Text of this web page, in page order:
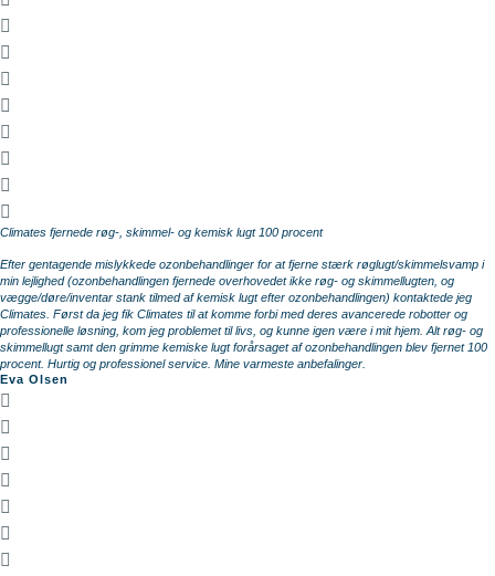
Climates fjernede røg-, skimmel- og kemisk lugt 100 procent
Efter gentagende mislykkede ozonbehandlinger for at fjerne stærk røglugt/skimmelsvamp i
min lejlighed (ozonbehandlingen fjernede overhovedet ikke røg- og skimmellugten, og
vægge/døre/inventar stank tilmed af kemisk lugt efter ozonbehandlingen) kontaktede jeg
Climates. Først da jeg fik Climates til at komme forbi med deres avancerede robotter og
professionelle løsning, kom jeg problemet til livs, og kunne igen være i mit hjem. Alt røg- og
skimmellugt samt den grimme kemiske lugt forårsaget af ozonbehandlingen blev fjernet 100
procent. Hurtig og professionel service. Mine varmeste anbefalinger.
Eva Olsen